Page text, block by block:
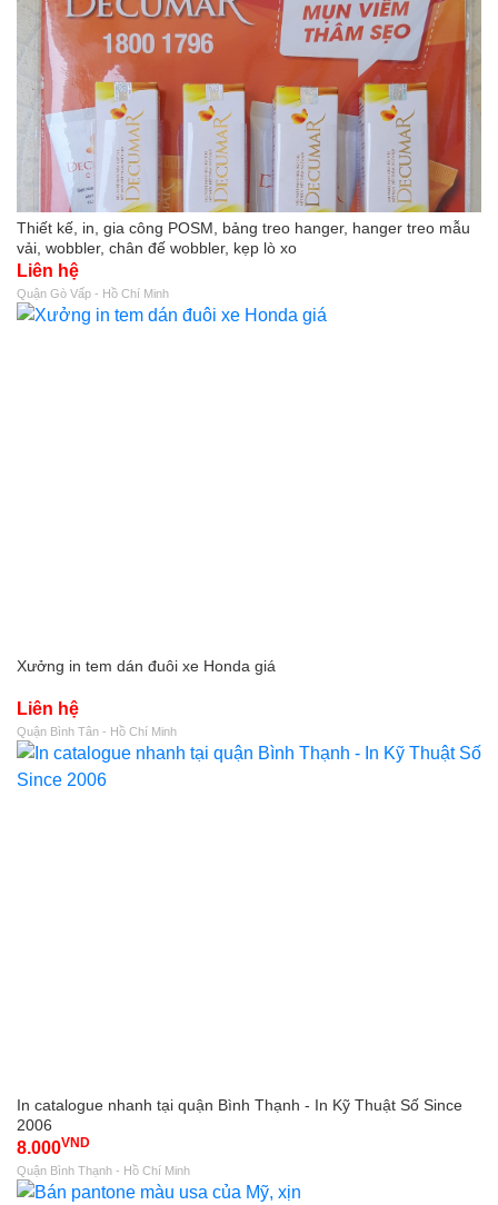
Thiết kế, in, gia công POSM, bảng treo hanger, hanger treo mẫu
vải, wobbler, chân đế wobbler, kẹp lò xo
Liên hệ
Quận Gò Vấp - Hồ Chí Minh
Xưởng in tem dán đuôi xe Honda giá
Liên hệ
Quận Bình Tân - Hồ Chí Minh
In catalogue nhanh tại quận Bình Thạnh - In Kỹ Thuật Số Since
2006
8.000VND
Quận Bình Thạnh - Hồ Chí Minh